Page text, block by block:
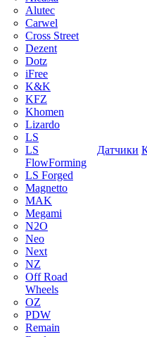
Alutec
Carwel
Cross Street
Dezent
Dotz
iFree
K&K
KFZ
Khomen
Lizardo
LS
LS
FlowForming
LS Forged
Magnetto
MAK
Megami
N2O
Neo
Next
NZ
Off Road
Wheels
OZ
PDW
Remain
Датчики